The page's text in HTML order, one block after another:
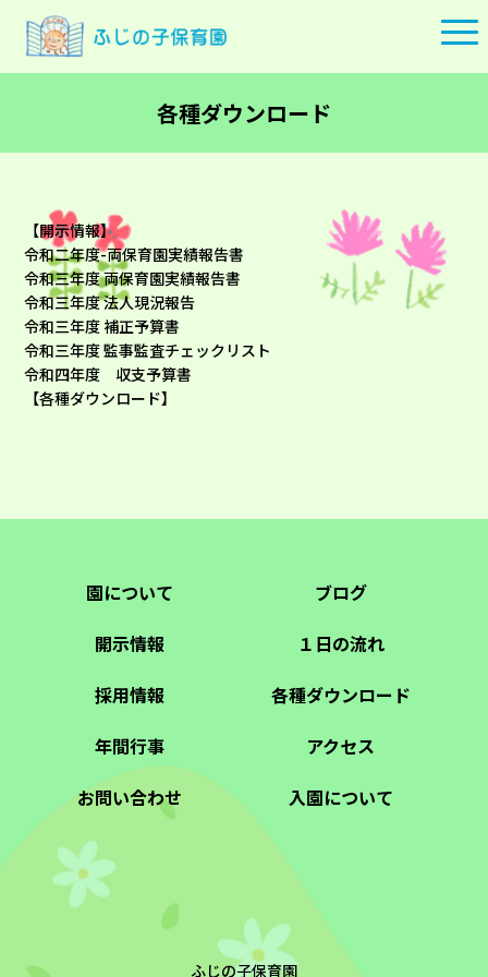
各種ダウンロード
【開示情報】
令和二年度-両保育園実績報告書
令和三年度 両保育園実績報告書
令和三年度 法人現況報告
令和三年度 補正予算書
令和三年度 監事監査チェックリスト
令和四年度 収支予算書
【各種ダウンロード】
園について
ブログ
開示情報
１日の流れ
採用情報
各種ダウンロード
年間行事
アクセス
お問い合わせ
入園について
ふじの子保育園